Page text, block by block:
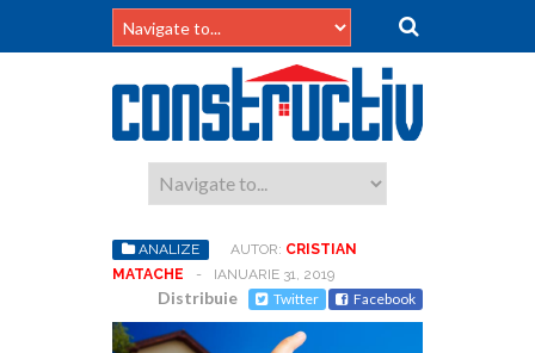
ANALIZE AUTOR: CRISTIAN
MATACHE
- IANUARIE 31, 2019
Distribuie Twitter Facebook